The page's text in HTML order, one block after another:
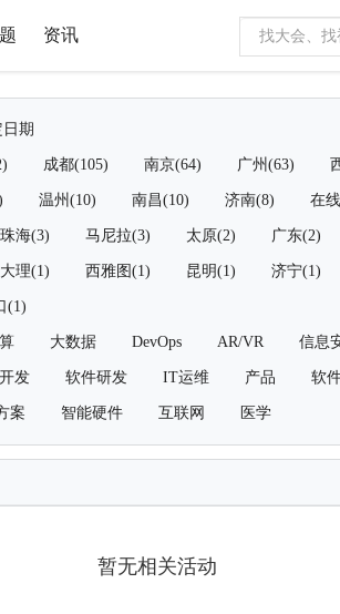
资讯
期
成都(105) 南京(64) 广州(63)
温州(10) 南昌(10) 济南(8) 在
珠海(3) 马尼拉(3) 太原(2) 广东(2)
大理(1) 西雅图(1) 昆明(1) 济宁(1)
(1)
大数据 DevOps AR/VR 信息
发 软件研发 IT运维 产品 软
案 智能硬件 互联网 医学
暂无相关活动